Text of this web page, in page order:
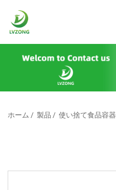
ホーム / 製品 / 使い捨て食品容器